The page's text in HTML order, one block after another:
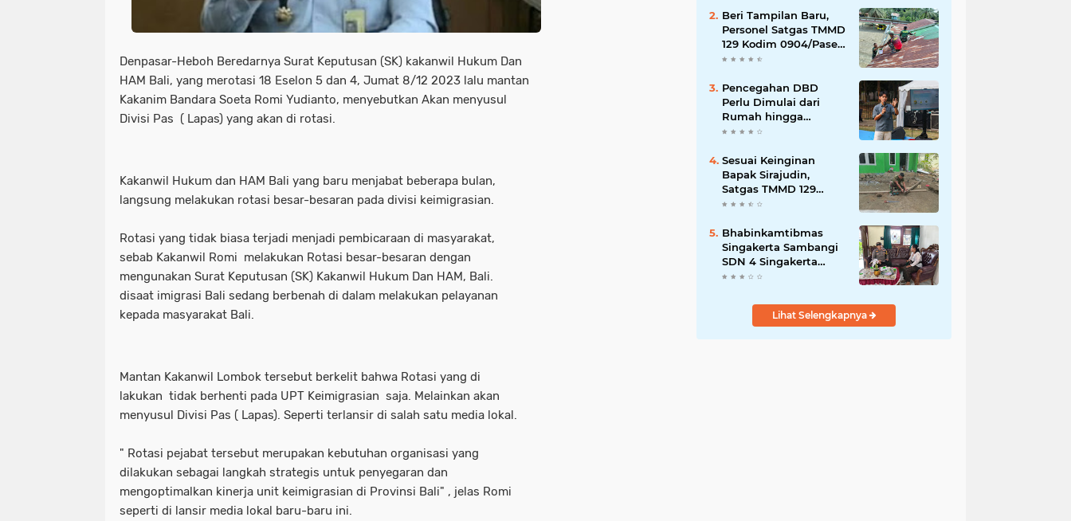
Denpasar-Heboh Beredarnya Surat Keputusan (SK) kakanwil Hukum Dan
HAM Bali, yang merotasi 18 Eselon 5 dan 4, Jumat 8/12 2023 lalu mantan
Kakanim Bandara Soeta Romi Yudianto, menyebutkan Akan menyusul
Divisi Pas ( Lapas) yang akan di rotasi.
Kakanwil Hukum dan HAM Bali yang baru menjabat beberapa bulan,
langsung melakukan rotasi besar-besaran pada divisi keimigrasian.
Rotasi yang tidak biasa terjadi menjadi pembicaraan di masyarakat,
sebab Kakanwil Romi melakukan Rotasi besar-besaran dengan
mengunakan Surat Keputusan (SK) Kakanwil Hukum Dan HAM, Bali.
disaat imigrasi Bali sedang berbenah di dalam melakukan pelayanan
kepada masyarakat Bali.
Mantan Kakanwil Lombok tersebut berkelit bahwa Rotasi yang di
lakukan tidak berhenti pada UPT Keimigrasian saja. Melainkan akan
menyusul Divisi Pas ( Lapas). Seperti terlansir di salah satu media lokal.
" Rotasi pejabat tersebut merupakan kebutuhan organisasi yang
dilakukan sebagai langkah strategis untuk penyegaran dan
mengoptimalkan kinerja unit keimigrasian di Provinsi Bali" , jelas Romi
seperti di lansir media lokal baru-baru ini.
Beri Tampilan Baru,
Personel Satgas TMMD
129 Kodim 0904/Paser
Cat Atap Rumah
Pencegahan DBD
Perlu Dimulai dari
Rumah hingga
Lingkungan Sekolah
Sesuai Keinginan
Bapak Sirajudin,
Satgas TMMD 129
Ubah Tampilan
Bhabinkamtibmas
Singakerta Sambangi
SDN 4 Singakerta
Edukasi Pencegahan
Lihat Selengkapnya